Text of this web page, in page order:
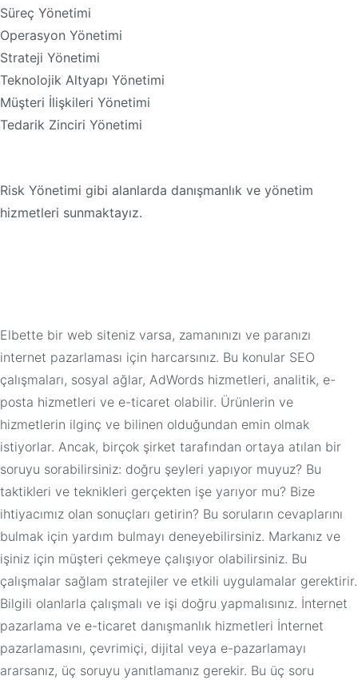
Süreç Yönetimi
Operasyon Yönetimi
Strateji Yönetimi
Teknolojik Altyapı Yönetimi
Müşteri İlişkileri Yönetimi
Tedarik Zinciri Yönetimi
Risk Yönetimi gibi alanlarda danışmanlık ve yönetim
hizmetleri sunmaktayız.
Elbette bir web siteniz varsa, zamanınızı ve paranızı
internet pazarlaması için harcarsınız. Bu konular SEO
çalışmaları, sosyal ağlar, AdWords hizmetleri, analitik, e-
posta hizmetleri ve e-ticaret olabilir. Ürünlerin ve
hizmetlerin ilginç ve bilinen olduğundan emin olmak
istiyorlar. Ancak, birçok şirket tarafından ortaya atılan bir
soruyu sorabilirsiniz: doğru şeyleri yapıyor muyuz? Bu
taktikleri ve teknikleri gerçekten işe yarıyor mu? Bize
ihtiyacımız olan sonuçları getirin? Bu soruların cevaplarını
bulmak için yardım bulmayı deneyebilirsiniz. Markanız ve
işiniz için müşteri çekmeye çalışıyor olabilirsiniz. Bu
çalışmalar sağlam stratejiler ve etkili uygulamalar gerektirir.
Bilgili olanlarla çalışmalı ve işi doğru yapmalısınız. İnternet
pazarlama ve e-ticaret danışmanlık hizmetleri İnternet
pazarlamasını, çevrimiçi, dijital veya e-pazarlamayı
ararsanız, üç soruyu yanıtlamanız gerekir. Bu üç soru